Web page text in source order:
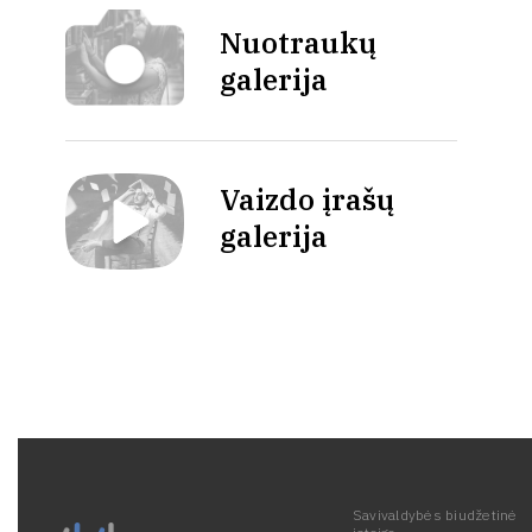
Nuotraukų
galerija
Vaizdo įrašų
galerija
Savivaldybės biudžetinė